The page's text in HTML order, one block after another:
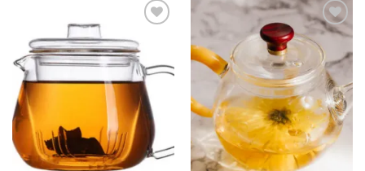
Wishlist
Add to
Wishlist